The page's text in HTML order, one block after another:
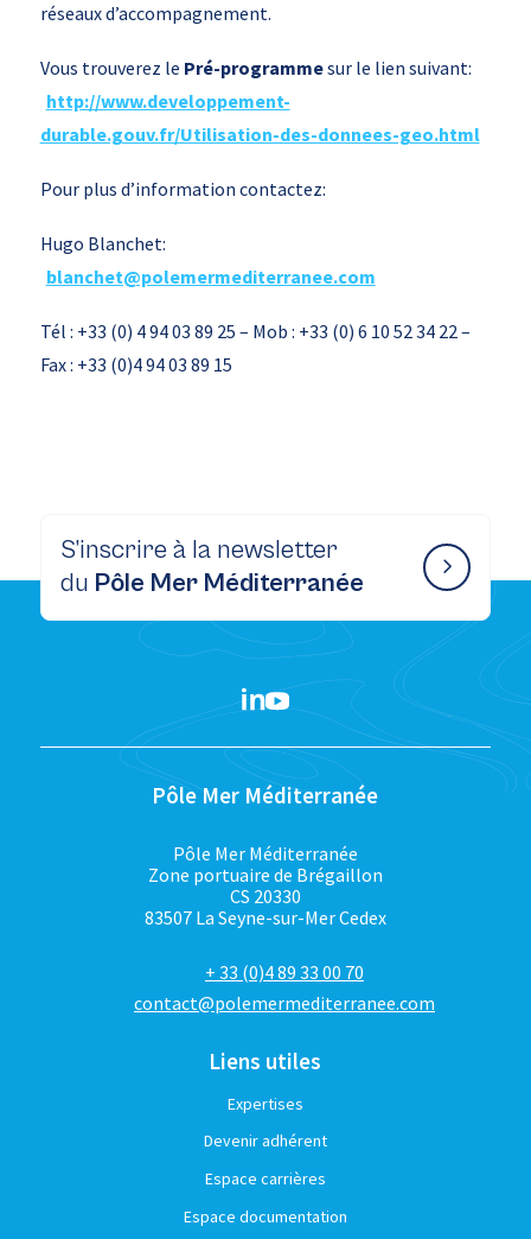
réseaux d’accompagnement.
Vous trouverez le Pré-programmesur le lien suivant:
http://www.developpement-
durable.gouv.fr/Utilisation-des-donnees-geo.html
Pour plus d’information contactez:
Hugo Blanchet:
blanchet@polemermediterranee.com
Tél : +33 (0) 4 94 03 89 25 – Mob : +33 (0) 6 10 52 34 22 –
Fax : +33 (0)4 94 03 89 15
S’inscrire à la newsletter
du Pôle Mer Méditerranée
Pôle Mer Méditerranée
Pôle Mer Méditerranée
Zone portuaire de Brégaillon
CS 20330
83507 La Seyne-sur-Mer Cedex
+ 33 (0)4 89 33 00 70
contact@polemermediterranee.com
Liens utiles
Expertises
Devenir adhérent
Espace carrières
Espace documentation